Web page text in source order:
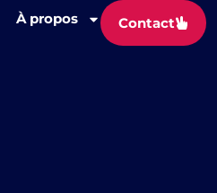
À propos Contact